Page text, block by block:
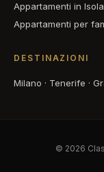
Appartamenti in Isola
Appartamenti per
DESTINAZIONI
Milano · Tenerife ·
© 2026